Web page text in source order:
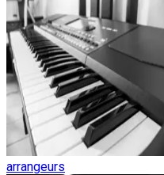
arrangeurs